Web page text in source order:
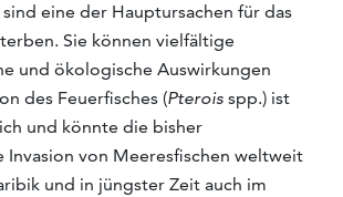
eine der Hauptursachen für das
Sie können vielfältige
und ökologische Auswirkungen
des Feuerfisches (Pterois spp.) ist
und könnte die bisher
Invasion von Meeresfischen weltweit
und in jüngster Zeit auch im